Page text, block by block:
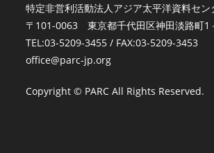
特定非営利活動法人アジア太平洋資料セン
〒101-0063 東京都千代田区神田淡路町1
TEL:03-5209-3455 / FAX:03-5209-3453
office@parc-jp.org
Copyright © PARC All Rights Reserved.